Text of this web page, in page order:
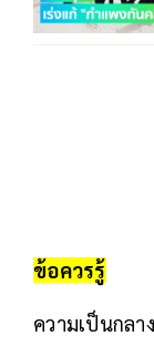
ข้อควรรู้
ความเป็นกล